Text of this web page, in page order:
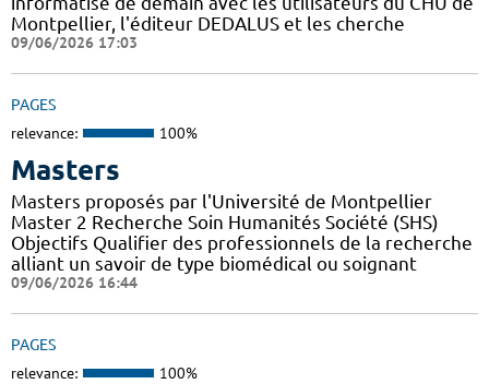
Montpellier, l'éditeur DEDALUS et les cherche
09/06/2026 17:03
PAGES
relevance: 100%
Masters
Masters proposés par l'Université de Montpellier
Master 2 Recherche Soin Humanités Société (SHS)
Objectifs Qualifier des professionnels de la recherche
alliant un savoir de type biomédical ou soignant
09/06/2026 16:44
PAGES
relevance: 100%